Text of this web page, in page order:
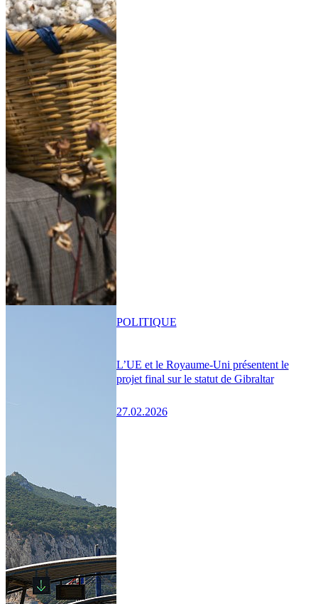
L’UE et le Royaume-Uni présentent le
projet final sur le statut de Gibraltar
27.02.2026
POLITIQUE